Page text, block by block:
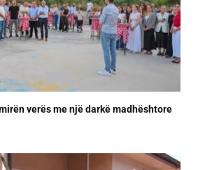
verës me një darkë madhështore